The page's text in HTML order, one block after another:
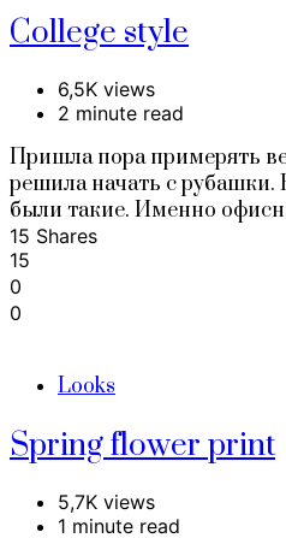
College style
6,5K views
2 minute read
Пришла пора примерять
решила начать с рубашки.
были такие. Именно
15 Shares
15
0
0
Looks
Spring flower print
5,7K views
1 minute read